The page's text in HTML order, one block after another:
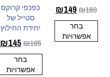
₪189
₪149
בחר
אפשרויות
כפכפי קרוקס
סטייל של
יחידת החילוץ
₪165
₪145
בחר
אפשרויות